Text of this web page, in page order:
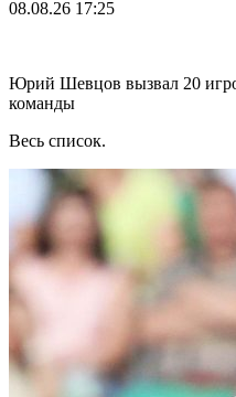
08.08.26 17:25
Юрий Шевцов вызвал 20
команды
Весь список.